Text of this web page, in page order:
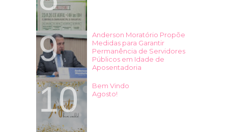
Anderson Moratório Propõe
Medidas para Garantir
Permanência de Servidores
Públicos em Idade de
Aposentadoria
Bem Vindo
Agosto!